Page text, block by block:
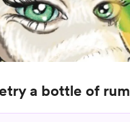
a bottle of rum